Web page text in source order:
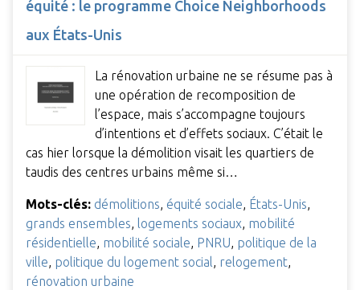
équité : le programme Choice Neighborhoods
aux États-Unis
La rénovation urbaine ne se résume pas à
une opération de recomposition de
l’espace, mais s’accompagne toujours
d’intentions et d’effets sociaux. C’était le
cas hier lorsque la démolition visait les quartiers de
taudis des centres urbains même si…
Mots-clés: démolitions, équité sociale, États-Unis,
grands ensembles, logements sociaux, mobilité
résidentielle, mobilité sociale, PNRU, politique de la
ville, politique du logement social, relogement,
rénovation urbaine